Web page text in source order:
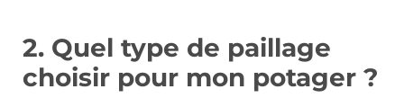
2. Quel type de paillage
choisir pour mon potager ?